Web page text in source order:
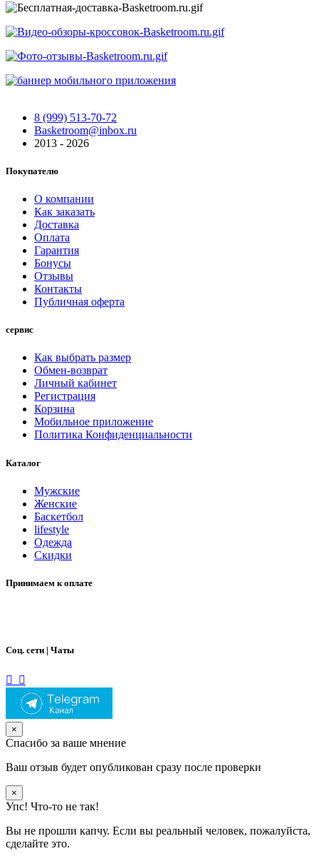
8 (999) 513-70-72
Basketroom@inbox.ru
2013 - 2026
Покупателю
О компании
Как заказать
Доставка
Оплата
Гарантия
Бонусы
Отзывы
Контакты
Публичная оферта
сервис
Как выбрать размер
Обмен-возврат
Личный кабинет
Регистрация
Корзина
Мобильное приложение
Политика Конфиденциальности
Каталог
Мужские
Женские
Баскетбол
lifestyle
Одежда
Скидки
Принимаем к оплате
Соц. сети | Чаты
×
Спасибо за ваше мнение
Ваш отзыв будет опубликован сразу после проверки
×
Упс! Что-то не так!
Вы не прошли капчу. Если вы реальный человек, пожалуйста,
сделайте это.